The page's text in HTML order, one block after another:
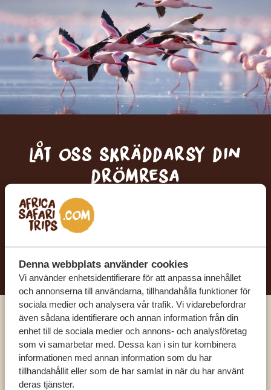
Denna webbplats använder cookies
Vi använder enhetsidentifierare för att anpassa innehållet
och annonserna till användarna, tillhandahålla funktioner för
sociala medier och analysera vår trafik. Vi vidarebefordrar
även sådana identifierare och annan information från din
enhet till de sociala medier och annons- och analysföretag
som vi samarbetar med. Dessa kan i sin tur kombinera
informationen med annan information som du har
tillhandahållit eller som de har samlat in när du har använt
deras tjänster.
Låt oss skräddarsy din
drömresa
FÅ ETT KOSTNADSFRITT RESEFÖRSLAG
BÖRJA PLANERA DIN DRÖMRESA
Ring en av våra experter
VÅRA SPECIALISTER FINNS HÄR FÖR ATT
HJÄLPA DIG